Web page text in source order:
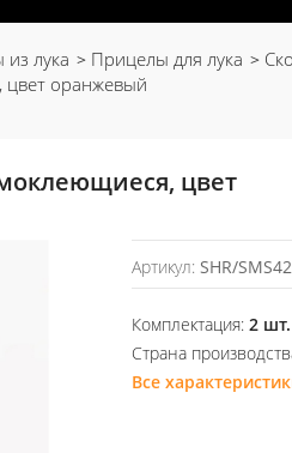
из лука Прицелы для лука
цвет оранжевый
цвет
Артикул:SHR/
Комплектация:2 шт.
Страна
Все